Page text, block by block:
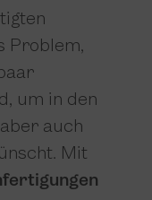
Problem,
um in den
auch
Mit